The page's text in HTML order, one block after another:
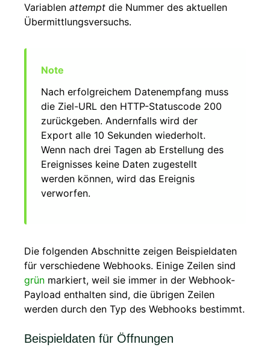
Variablen attempt die Nummer des aktuellen
Übermittlungsversuchs.
Nach erfolgreichem Datenempfang muss
die Ziel-URL den HTTP-Statuscode 200
zurückgeben. Andernfalls wird der
Export alle 10 Sekunden wiederholt.
Wenn nach drei Tagen ab Erstellung des
Ereignisses keine Daten zugestellt
werden können, wird das Ereignis
verworfen.
Die folgenden Abschnitte zeigen Beispieldaten
für verschiedene Webhooks. Einige Zeilen sind
grün markiert, weil sie immer in der Webhook-
Payload enthalten sind, die übrigen Zeilen
werden durch den Typ des Webhooks bestimmt.
Beispieldaten für Öffnungen